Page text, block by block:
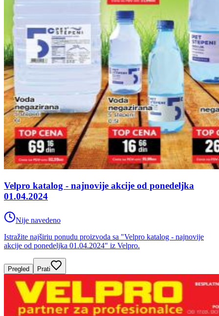
Velpro katalog - najnovije akcije od ponedeljka
01.04.2024
Nije navedeno
Istražite najširiu ponudu proizvoda sa "Velpro katalog - najnovije
akcije od ponedeljka 01.04.2024" iz Velpro.
Pregled Prati